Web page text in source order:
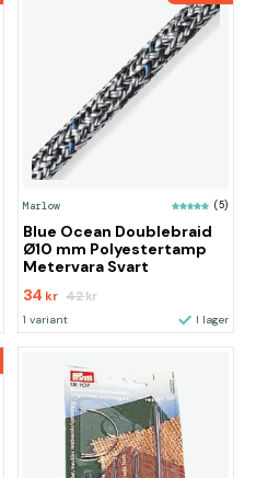
Marlow (5)
Blue Ocean Doublebraid
Ø10 mm Polyestertamp
Metervara Svart
34 kr 42kr
1 variant I lager